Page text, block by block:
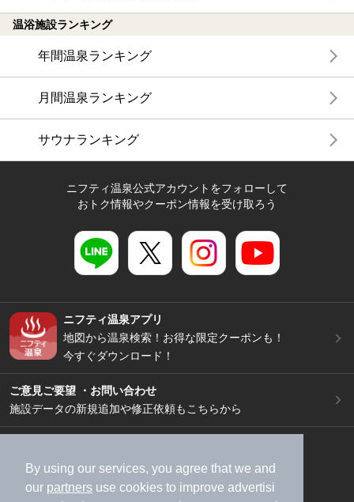
By using our services, you agree that we and
our partners use cookies to improve advertisi
温浴施設ランキング
年間温泉ランキング
月間温泉ランキング
サウナランキング
ニフティ温泉公式アカウントをフォローして
おトク情報やクーポン情報を受け取ろう
ニフティ温泉アプリ
地図から温泉検索！お得な限定クーポンも！
今すぐダウンロード！
ご意見ご要望 ・お問い合わせ
施設データの新規追加や修正依頼もこちらから
加盟店募集（資料請求）
広告出稿のご案内
利用規約
ライフスタイルMEMBERS+規約